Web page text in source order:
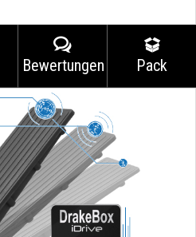
Bewertungen Pack